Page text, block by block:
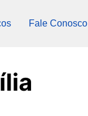
Fale Conosco